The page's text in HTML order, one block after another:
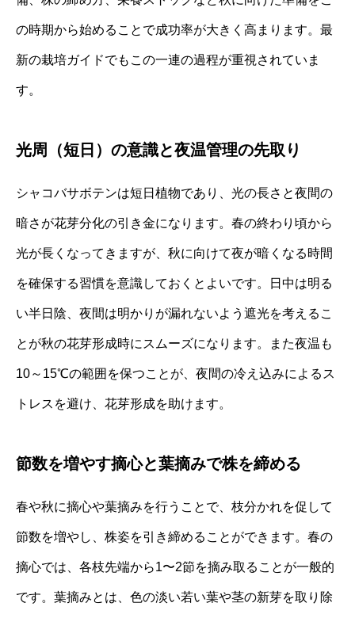
の時期から始めることで成功率が大きく高まります。最
新の栽培ガイドでもこの一連の過程が重視されていま
す。
光周（短日）の意識と夜温管理の先取り
シャコバサボテンは短日植物であり、光の長さと夜間の
暗さが花芽分化の引き金になります。春の終わり頃から
光が長くなってきますが、秋に向けて夜が暗くなる時間
を確保する習慣を意識しておくとよいです。日中は明る
い半日陰、夜間は明かりが漏れないよう遮光を考えるこ
とが秋の花芽形成時にスムーズになります。また夜温も
10～15℃の範囲を保つことが、夜間の冷え込みによるス
トレスを避け、花芽形成を助けます。
節数を増やす摘心と葉摘みで株を締める
春や秋に摘心や葉摘みを行うことで、枝分かれを促して
節数を増やし、株姿を引き締めることができます。春の
摘心では、各枝先端から1〜2節を摘み取ることが一般的
です。葉摘みとは、色の淡い若い葉や茎の新芽を取り除